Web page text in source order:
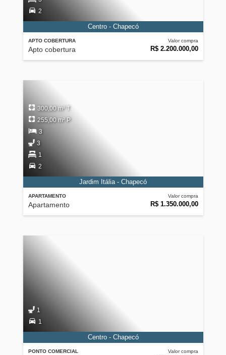
APTO COBERTURA
Apto cobertura
Valor compra
R$ 2.200.000,00
2
Centro - Chapecó
APARTAMENTO
Apartamento
Valor compra
R$ 1.350.000,00
300,00 m² T
255,00 m² P
3
3
1
2
Jardim Itália - Chapecó
PONTO COMERCIAL Valor compra
1
1
Centro - Chapecó